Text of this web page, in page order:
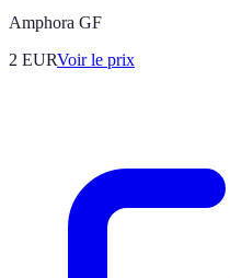
Amphora GF
2 EURVoir le prix